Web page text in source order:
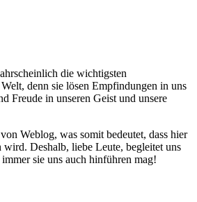
die wichtigsten
denn sie lösen Empfindungen in uns
Freude in unseren Geist und unsere
Weblog, was somit bedeutet, dass hier
wird. Deshalb, liebe Leute, begleitet uns
sie uns auch hinführen mag!